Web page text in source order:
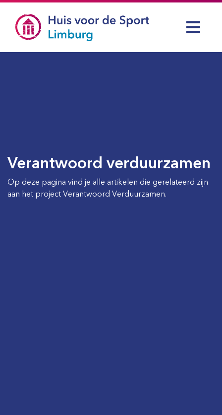
Verantwoord verduurzamen
Op deze pagina vind je alle artikelen die gerelateerd zijn
aan het project Verantwoord Verduurzamen.